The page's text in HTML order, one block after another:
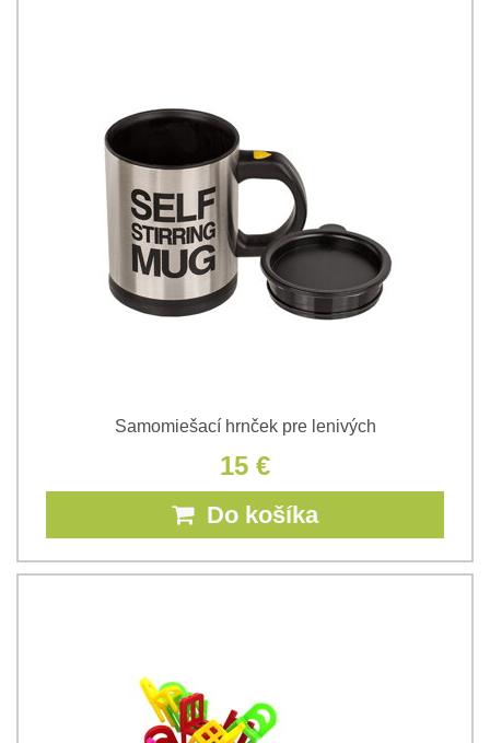
Samomiešací hrnček pre lenivých
15 €
Do košíka